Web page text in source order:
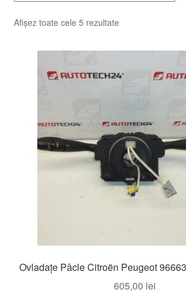
Afișez toate cele 5 rezultateSortat
cele
recente
Ovladațe Pâcle Citroën Peugeot
605,00 lei